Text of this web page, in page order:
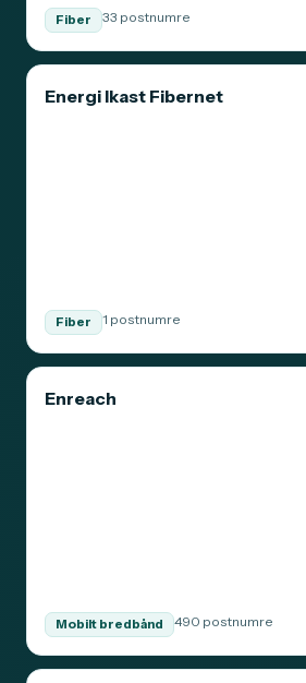
Fiber 33 postnumre
Energi Ikast Fibernet
Fiber 1 postnumre
Enreach
Mobilt bredbånd 490 postnumre